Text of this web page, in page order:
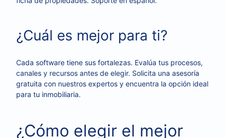
¿Cuál es mejor para ti?
Cada software tiene sus fortalezas. Evalúa tus procesos,
canales y recursos antes de elegir. Solicita una asesoría
gratuita con nuestros expertos y encuentra la opción ideal
para tu inmobiliaria.
¿Cómo elegir el mejor